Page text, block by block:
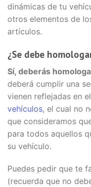
dinámicas de tu
otros elementos de
artículos.
¿Se debe
Sí, deberás
deberá cumplir una
vienen reflejadas en el
vehículos, el cual no
que consideramos
para todos aquellos
su vehículo.
Puedes pedir que te
(recuerda que no